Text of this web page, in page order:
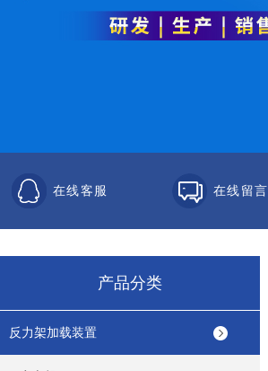
在线客服 在线留言
产品分类
反力架加载装置